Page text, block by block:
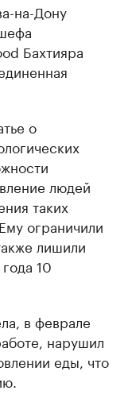
на-Дону
Бахтияра
о
людей
таких
ограничили
лишили
10
в феврале
нарушил
еды, что